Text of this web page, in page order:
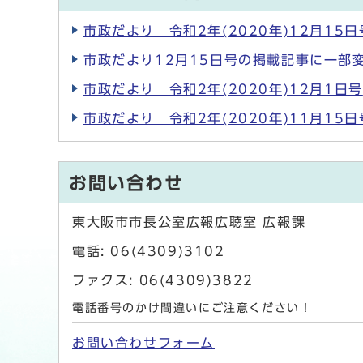
市政だより 令和2年(2020年)12月15日
市政だより12月15日号の掲載記事に一部
市政だより 令和2年(2020年)12月1日号
市政だより 令和2年(2020年)11月15日
お問い合わせ
東大阪市市長公室広報広聴室 広報課
電話: 06(4309)3102
ファクス: 06(4309)3822
電話番号のかけ間違いにご注意ください！
お問い合わせフォーム